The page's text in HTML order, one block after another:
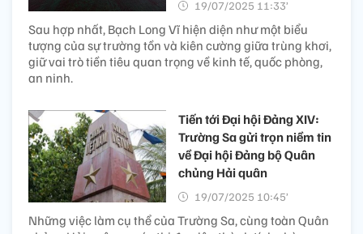
19/07/2025 11:33’
Sau hợp nhất, Bạch Long Vĩ hiện diện như một biểu
tượng của sự trường tồn và kiên cường giữa trùng khơi,
giữ vai trò tiền tiêu quan trọng về kinh tế, quốc phòng,
an ninh.
Tiến tới Đại hội Đảng XIV:
Trường Sa gửi trọn niềm tin
về Đại hội Đảng bộ Quân
chủng Hải quân
19/07/2025 10:45’
Những việc làm cụ thể của Trường Sa, cùng toàn Quân